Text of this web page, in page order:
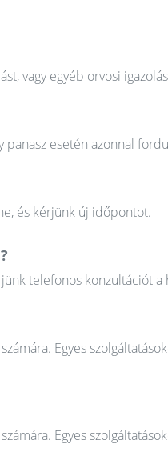
vagy egyéb orvosi
esetén azonnal
és kérjünk új időpontot.
telefonos konzultációt a
Egyes
Egyes